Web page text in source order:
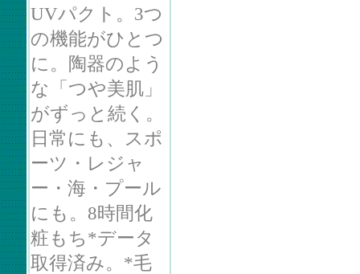
UVパクト。3つ
の機能がひとつ
に。陶器のよう
な「つや美肌」
がずっと続く。
日常にも、スポ
ーツ・レジャ
ー・海・プール
にも。8時間化
粧もち*データ
取得済み。*毛